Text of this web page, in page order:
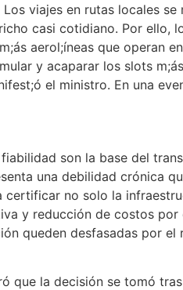
viajes en rutas locales
casi cotidiano. Por ello,
aerol;íneas que operan
y acaparar los slots
el ministro. En una
son la base del
una debilidad crónica
certificar no solo la
y reducción de costos por
queden desfasadas por
que la decisión se tomó